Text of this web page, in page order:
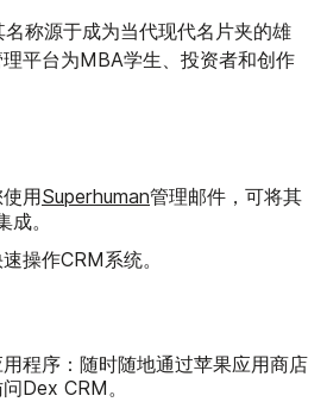
称源于成为当代现代名片夹的雄
平台为MBA学生、投资者和创作
用Superhuman管理邮件，可将其
。
操作CRM系统。
程序：随时随地通过苹果应用商店
Dex CRM。